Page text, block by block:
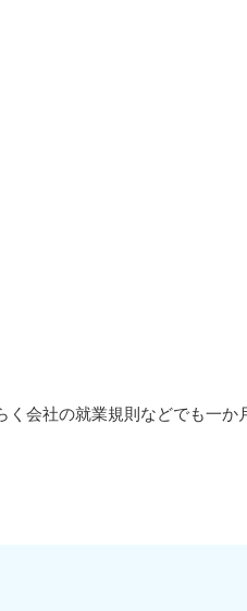
会社の就業規則などでも一か